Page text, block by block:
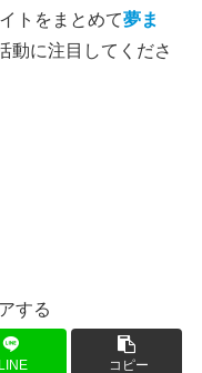
トをまとめて夢ま
動に注目してくださ
する
LINE コピー